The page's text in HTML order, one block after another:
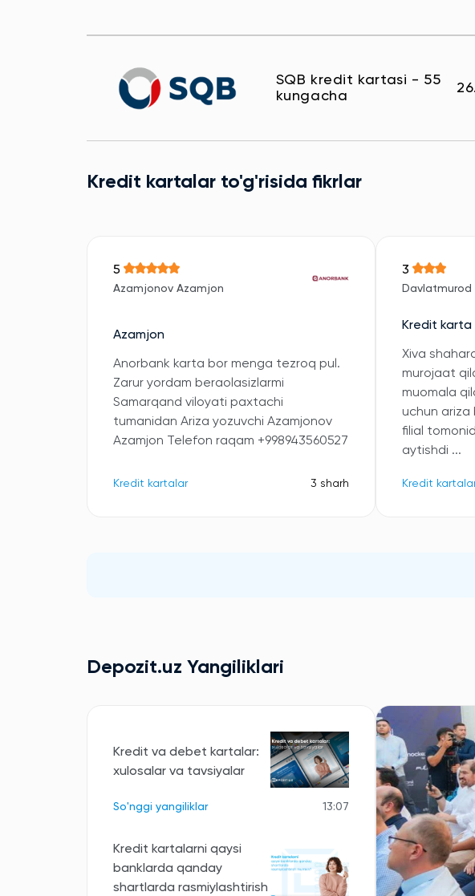
SQB kredit kartasi - 55
kungacha
Kredit kartalar to'g'risida fikrlar
5
Azamjonov Azamjon
Azamjon
Anorbank karta bor menga tezroq pul.
Zarur yordam beraolasizlarmi
Samarqand viloyati paxtachi
tumanidan Ariza yozuvchi Azamjonov
Azamjon Telefon raqam +998943560527
Kredit kartalar 3 sharh
3
Kredit karta
Xiva
murojaat
muomala
uchun ariza
filial
aytishdi ...
Kredit
Depozit.uz Yangiliklari
Kredit va debet kartalar:
xulosalar va tavsiyalar
So'nggi yangiliklar 13:07
Kredit kartalarni qaysi
banklarda qanday
shartlarda rasmiylashtirish